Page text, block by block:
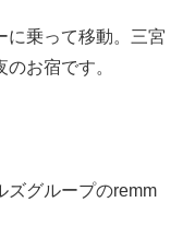
に乗って移動。三宮
お宿です。
ズグループのremm